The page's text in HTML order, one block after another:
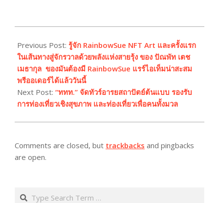
08-
28
Previous Post: รู้จัก RainbowSue NFT Art และครั้งแรก
ในเส้นทางสู่จักรวาลด้วยพลังแห่งสายรุ้ง ของ ปัณพัท เตช
เมธากุล ของมันต้องมี RainbowSue แรร์ไอเท็มน่าสะสม
พรีออเดอร์ได้แล้ววันนี้
Next Post: “ททท.” จัดทัวร์อารยสถาปัตย์ต้นแบบ รองรับ
การท่องเที่ยวเชิงสุขภาพ และท่องเที่ยวเพื่อคนทั้งมวล
Comments are closed, but trackbacks and pingbacks
are open.
Search